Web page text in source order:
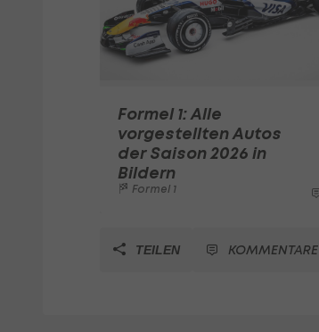
Formel 1: Alle
vorgestellten Autos
der Saison 2026 in
Bildern
Formel 1
TEILEN KOMMENTARE